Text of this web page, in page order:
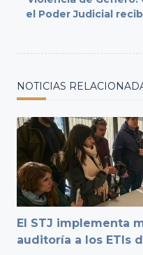
text">Page</span>
el Poder Judicial
NOTICIAS
El STJ implementa
auditoría a los ETIs